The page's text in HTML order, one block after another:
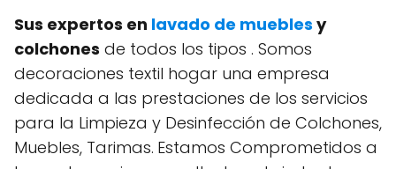
Sus expertos en lavado de muebles y
colchones de todos los tipos . Somos
decoraciones textil hogar una empresa
dedicada a las prestaciones de los servicios
para la Limpieza y Desinfección de Colchones,
Muebles, Tarimas. Estamos Comprometidos a